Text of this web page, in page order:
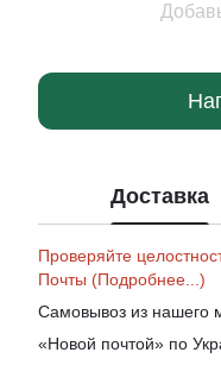
Доставка
Проверяйте
Почты (Подробнее...)
Самовывоз из нашего
«Новой почтой» по